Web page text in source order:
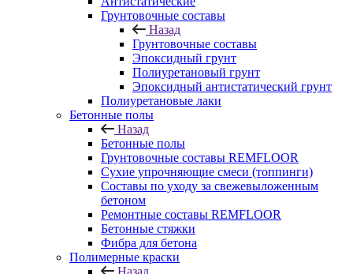
Грунтовочные составы
Назад
Грунтовочные составы
Эпоксидный грунт
Полиуретановый грунт
Эпоксидный антистатический грунт
Полиуретановые лаки
Бетонные полы
Назад
Бетонные полы
Грунтовочные составы REMFLOOR
Сухие упрочняющие смеси (топпинги)
Составы по уходу за свежевыложенным
бетоном
Ремонтные составы REMFLOOR
Бетонные стяжки
Фибра для бетона
Полимерные краски
Назад